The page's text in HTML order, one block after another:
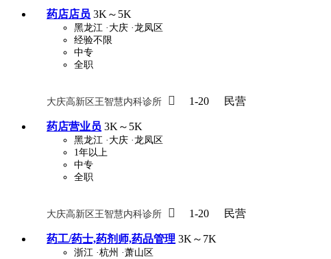
解决户口
员工旅游
药店店员 3K～5K
黑龙江 ·大庆 ·龙凤区
经验不限
中专
全职
大庆高新区王智慧内科诊所  1-20
民营
药店营业员 3K～5K
黑龙江 ·大庆 ·龙凤区
1年以上
中专
全职
大庆高新区王智慧内科诊所  1-20
民营
药工/药士,药剂师,药品管理 3K～7K
浙江 ·杭州 ·萧山区